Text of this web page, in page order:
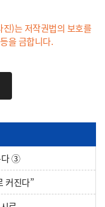
)는 저작권법의 보호를
을 금합니다.
다 ③
커진다”